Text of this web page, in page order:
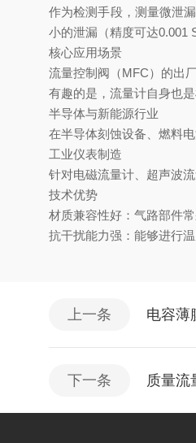
作为检测手段，测量微泄
小的泄漏（精度可达0.001
核心应用场景
流量控制阀（MFC）的出
有趣的是，流量计自身也
半导体与新能源行业
在半导体刻蚀设备、燃料
工业仪表制造
针对电磁流量计、超声波
技术优势
材质兼容性好：气路部件
抗干扰能力强：能够进行
上一条 电容薄
下一条 质量流